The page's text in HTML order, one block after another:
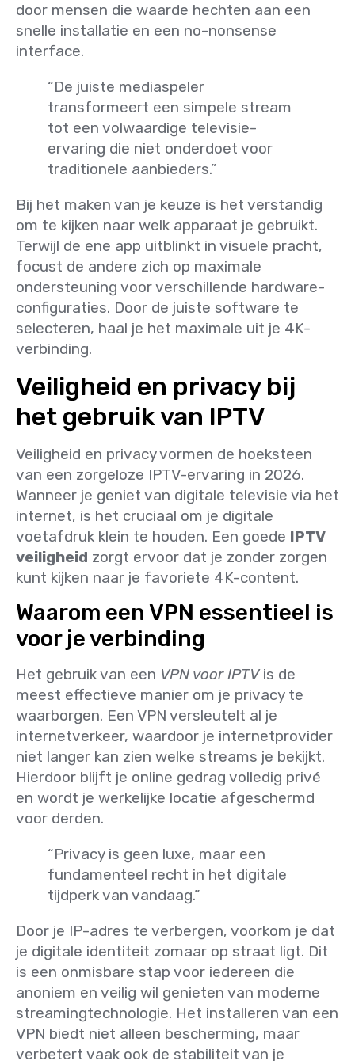
door mensen die waarde hechten aan een
snelle installatie en een no-nonsense
interface.
“De juiste mediaspeler
transformeert een simpele stream
tot een volwaardige televisie-
ervaring die niet onderdoet voor
traditionele aanbieders.”
Bij het maken van je keuze is het verstandig
om te kijken naar welk apparaat je gebruikt.
Terwijl de ene app uitblinkt in visuele pracht,
focust de andere zich op maximale
ondersteuning voor verschillende hardware-
configuraties. Door de juiste software te
selecteren, haal je het maximale uit je 4K-
verbinding.
Veiligheid en privacy bij
het gebruik van IPTV
Veiligheid en privacy vormen de hoeksteen
van een zorgeloze IPTV-ervaring in 2026.
Wanneer je geniet van digitale televisie via het
internet, is het cruciaal om je digitale
voetafdruk klein te houden. Een goede IPTV
veiligheid zorgt ervoor dat je zonder zorgen
kunt kijken naar je favoriete 4K-content.
Waarom een VPN essentieel is
voor je verbinding
Het gebruik van een VPN voor IPTVis de
meest effectieve manier om je privacy te
waarborgen. Een VPN versleutelt al je
internetverkeer, waardoor je internetprovider
niet langer kan zien welke streams je bekijkt.
Hierdoor blijft je online gedrag volledig privé
en wordt je werkelijke locatie afgeschermd
voor derden.
“Privacy is geen luxe, maar een
fundamenteel recht in het digitale
tijdperk van vandaag.”
Door je IP-adres te verbergen, voorkom je dat
je digitale identiteit zomaar op straat ligt. Dit
is een onmisbare stap voor iedereen die
anoniem en veilig wil genieten van moderne
streamingtechnologie. Het installeren van een
VPN biedt niet alleen bescherming, maar
verbetert vaak ook de stabiliteit van je